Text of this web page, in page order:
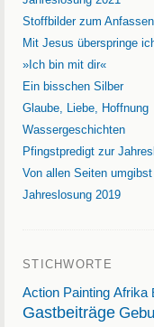
Stoffbilder zum Anfassen
Mit Jesus überspringe
»Ich bin mit dir«
Ein bisschen Silber
Glaube, Liebe, Hoffnung
Wassergeschichten
Pfingstpredigt zur
Von allen Seiten
Jahreslosung 2019
STICHWORTE
Action Painting Afrika
Gastbeiträge